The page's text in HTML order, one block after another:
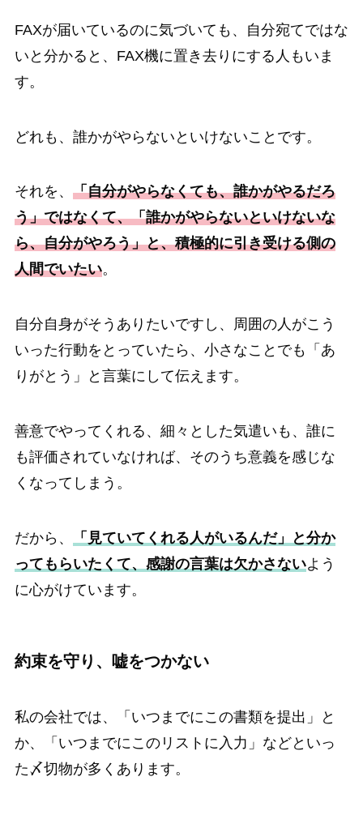
FAXが届いているのに気づいても、自分宛てではな
いと分かると、FAX機に置き去りにする人もいま
す。
どれも、誰かがやらないといけないことです。
それを、 「自分がやらなくても、誰かがやるだろ
う」ではなくて、「誰かがやらないといけないな
ら、自分がやろう」と、積極的に引き受ける側の
人間でいたい。
自分自身がそうありたいですし、周囲の人がこう
いった行動をとっていたら、小さなことでも「あ
りがとう」と言葉にして伝えます。
善意でやってくれる、細々とした気遣いも、誰に
も評価されていなければ、そのうち意義を感じな
くなってしまう。
だから、
「見ていてくれる人がいるんだ」と分か
ってもらいたくて、感謝の言葉は欠かさないよう
に心がけています。
約束を守り、嘘をつかない
私の会社では、「いつまでにこの書類を提出」と
か、「いつまでにこのリストに入力」などといっ
た〆切物が多くあります。